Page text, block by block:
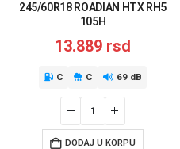
245/60R18 ROADIAN HTX RH5
105H
13.889 rsd
C C 69 dB
DODAJ U KORPU